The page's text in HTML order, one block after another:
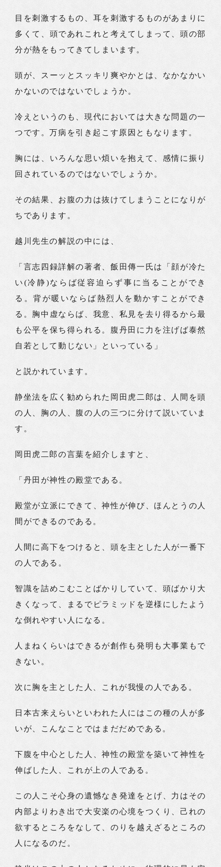
目を刺激するもの、耳を刺激するものがあまりに
多くて、頭であれこれと考えてしまって、頭の部
分が熱をもってきてしまいます。
頭が、スーッとスッキリ爽やかとは、なかなかい
かないのではないでしょうか。
冷えというのも、現代においては大きな問題の一
つです。万病を引き起こす原因ともなります。
胸には、いろんな思い煩いを抱えて、感情に振り
回されているのではないでしょうか。
その結果、お腹の力は抜けてしまうことになりが
ちであります。
越川先生の解説の中には、
「言志四録詳解の著者、飯田傳一氏は「顔が冷た
い(冷静)ならば従容迫らず事に当ることができ
る。背が暖いならば熱烈人を動かすことができ
る。胸中虚ならば、我意、私見を去り得るから最
も公平を保ち得られる。腹丹田に力を注げば泰然
自若として動じない」といっている」
と説かれています。
静坐法を広く勧められた岡田虎二郎は、人間を頭
の人、胸の人、腹の人の三つに分けて説いていま
す。
岡田虎二郎の言葉を紹介しますと、
「丹田が神性の殿堂である。
殿堂が立派にできて、神性が伸び、ほんとうの人
間ができるのである。
人間に高下をつけると、頭を主とした人が一番下
の人である。
智識を詰めこむことばかりしていて、頭ばかり大
きくなって、まるでピラミッドを逆様にしたよう
な倒れやすい人になる。
人まねくらいはできるが創作も発明も大事業もで
きない。
次に胸を主とした人、これが我慢の人である。
日本古来えらいといわれた人にはこの種の人が多
いが、こんなことではまだだめである。
下腹を中心とした人、神性の殿堂を築いて神性を
伸ばした人、これが上の人である。
この人こそ心身の遺憾なき発達をとげ、力はその
内部よりわき出で大安楽の心境をつくり、己れの
欲するところをなして、のりを越えざるところの
人になるのだ。